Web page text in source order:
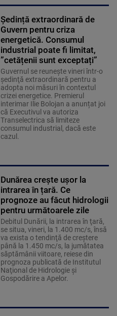
Ședință extraordinară de
Guvern pentru criza
energetică. Consumul
industrial poate fi limitat,
”cetățenii sunt exceptați”
Guvernul se reuneşte vineri într-o
şedinţă extraordinară pentru a
adopta noi măsuri în contextul
crizei energetice. Premierul
interimar Ilie Bolojan a anunțat joi
că Executivul va autoriza
Transelectrica să limiteze
consumul industrial, dacă este
cazul.
Dunărea crește ușor la
intrarea în țară. Ce
prognoze au făcut hidrologii
pentru următoarele zile
Debitul Dunării, la intrarea în ţară,
se situa, vineri, la 1.400 mc/s, însă
va exista o tendinţă de creştere
până la 1.450 mc/s, la jumătatea
săptămânii viitoare, reiese din
prognoza publicată de Institutul
Naţional de Hidrologie şi
Gospodărire a Apelor.